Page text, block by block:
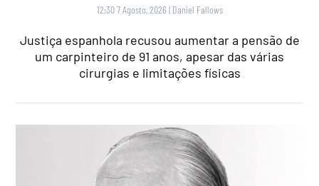
12:30 7 Agosto, 2026 | Daniel Fallows
Justiça espanhola recusou aumentar a pensão de
um carpinteiro de 91 anos, apesar das várias
cirurgias e limitações físicas